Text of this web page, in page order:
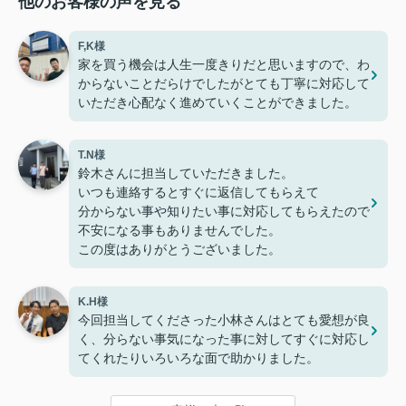
F,K様
家を買う機会は人生一度きりだと思いますので、わ
からないことだらけでしたがとても丁寧に対応して
いただき心配なく進めていくことができました。
T.N様
鈴木さんに担当していただきました。
いつも連絡するとすぐに返信してもらえて
分からない事や知りたい事に対応してもらえたので
不安になる事もありませんでした。
この度はありがとうございました。
K.H様
今回担当してくださった小林さんはとても愛想が良
く、分らない事気になった事に対してすぐに対応し
てくれたりいろいろな面で助かりました。